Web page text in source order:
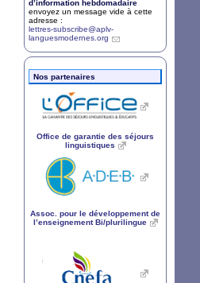
d’information hebdomadaire
envoyez un message vide à cette
adresse :
lettres-subscribe@aplv-
languesmodernes.org
Nos partenaires
Office de garantie des séjours
linguistiques
Assoc. pour le développement de
l’enseignement Bi/plurilingue